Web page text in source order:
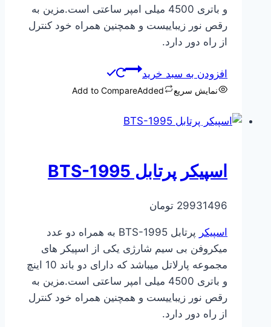
و باتری 4500 میلی امپر ساعتی است.مزین به
رقص نور زیباییست و همچنین همراه خود کنترل
از راه دور دارد.
افزودن به سبد خرید
نمایش سریع Add to CompareAdded
اسپیکر پرتابل BTS-1995
29931496 تومان
اسپیکر
پرتابل BTS-1995 به همراه دو عدد
میکروفن بی سیم شارژی یکی از اسپیکر های
مجموعه پارلاتل میباشد که دارای دو باند 10 اینچ
و باتری 4500 میلی امپر ساعتی است.مزین به
رقص نور زیباییست و همچنین همراه خود کنترل
از راه دور دارد.